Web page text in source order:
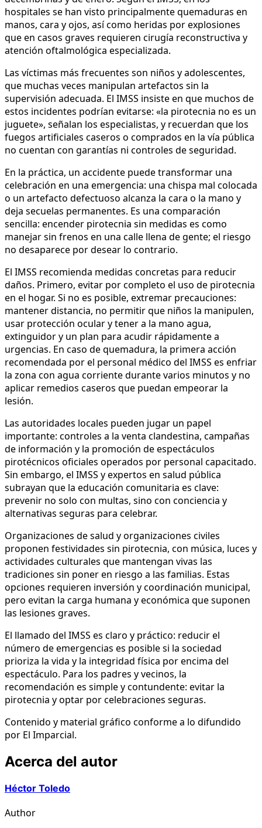
hospitales se han visto principalmente quemaduras en
manos, cara y ojos, así como heridas por explosiones
que en casos graves requieren cirugía reconstructiva y
atención oftalmológica especializada.
Las víctimas más frecuentes son niños y adolescentes,
que muchas veces manipulan artefactos sin la
supervisión adecuada. El IMSS insiste en que muchos de
estos incidentes podrían evitarse: «la pirotecnia no es un
juguete», señalan los especialistas, y recuerdan que los
fuegos artificiales caseros o comprados en la vía pública
no cuentan con garantías ni controles de seguridad.
En la práctica, un accidente puede transformar una
celebración en una emergencia: una chispa mal colocada
o un artefacto defectuoso alcanza la cara o la mano y
deja secuelas permanentes. Es una comparación
sencilla: encender pirotecnia sin medidas es como
manejar sin frenos en una calle llena de gente; el riesgo
no desaparece por desear lo contrario.
El IMSS recomienda medidas concretas para reducir
daños. Primero, evitar por completo el uso de pirotecnia
en el hogar. Si no es posible, extremar precauciones:
mantener distancia, no permitir que niños la manipulen,
usar protección ocular y tener a la mano agua,
extinguidor y un plan para acudir rápidamente a
urgencias. En caso de quemadura, la primera acción
recomendada por el personal médico del IMSS es enfriar
la zona con agua corriente durante varios minutos y no
aplicar remedios caseros que puedan empeorar la
lesión.
Las autoridades locales pueden jugar un papel
importante: controles a la venta clandestina, campañas
de información y la promoción de espectáculos
pirotécnicos oficiales operados por personal capacitado.
Sin embargo, el IMSS y expertos en salud pública
subrayan que la educación comunitaria es clave:
prevenir no solo con multas, sino con conciencia y
alternativas seguras para celebrar.
Organizaciones de salud y organizaciones civiles
proponen festividades sin pirotecnia, con música, luces y
actividades culturales que mantengan vivas las
tradiciones sin poner en riesgo a las familias. Estas
opciones requieren inversión y coordinación municipal,
pero evitan la carga humana y económica que suponen
las lesiones graves.
El llamado del IMSS es claro y práctico: reducir el
número de emergencias es posible si la sociedad
prioriza la vida y la integridad física por encima del
espectáculo. Para los padres y vecinos, la
recomendación es simple y contundente: evitar la
pirotecnia y optar por celebraciones seguras.
Contenido y material gráfico conforme a lo difundido
por El Imparcial.
Acerca del autor
Héctor Toledo
Author